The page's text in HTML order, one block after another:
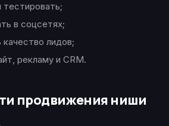
в соцсетях;
качество лидов;
рекламу и CRM.
продвижения ниши